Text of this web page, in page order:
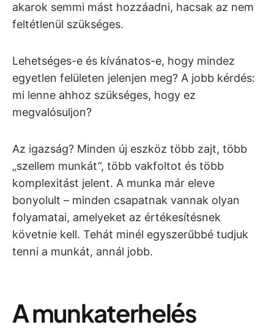
akarok semmi mást hozzáadni, hacsak az nem
feltétlenül szükséges.
Lehetséges-e és kívánatos-e, hogy mindez
egyetlen felületen jelenjen meg? A jobb kérdés:
mi lenne ahhoz szükséges, hogy ez
megvalósuljon?
Az igazság? Minden új eszköz több zajt, több
„szellem munkát”, több vakfoltot és több
komplexitást jelent. A munka már eleve
bonyolult – minden csapatnak vannak olyan
folyamatai, amelyeket az értékesítésnek
követnie kell. Tehát minél egyszerűbbé tudjuk
tenni a munkát, annál jobb.
A munkaterhelés